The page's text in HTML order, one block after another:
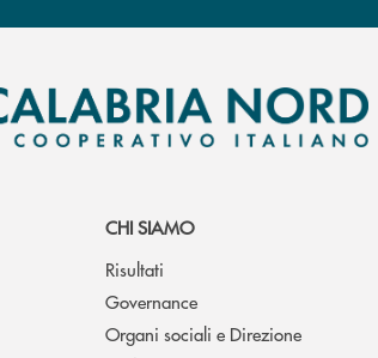
CHI SIAMO
Risultati
Governance
Organi sociali e Direzione